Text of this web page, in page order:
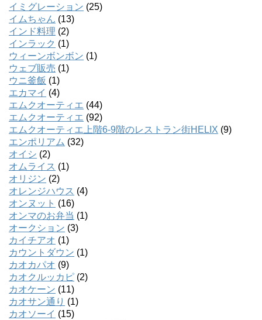
イミグレーション (25)
イムちゃん (13)
インド料理 (2)
インラック (1)
ウィーンボンボン (1)
ウェブ販売 (1)
ウニ釜飯 (1)
エカマイ (4)
エムクオーティエ (44)
エムクオーティエ (92)
エムクオーティエ上階6-9階のレストラン街HELIX (9)
エンポリアム (32)
オイシ (2)
オムライス (1)
オリジン (2)
オレンジハウス (4)
オンヌット (16)
オンマのお弁当 (1)
オークション (3)
カイチアオ (1)
カウントダウン (1)
カオカパオ (9)
カオクルッカピ (2)
カオケーン (11)
カオサン通り (1)
カオソーイ (15)